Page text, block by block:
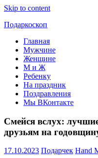
Skip to content
Подаркоскоп
Поможем
выбрать
подарить
Главная
Мужчине
Женщине
М и Ж
Ребенку
На праздник
Поздравления
Мы ВКонтакте
Смейся вслух:
друзьям на
17.10.2023 Подарчек Hand